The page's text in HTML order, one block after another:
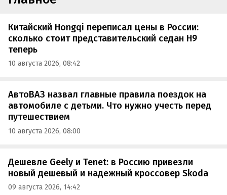
Китайский Hongqi переписал цены в России:
сколько стоит представительский седан H9
теперь
10 августа 2026, 08:42
АвтоВАЗ назвал главные правила поездок на
автомобиле с детьми. Что нужно учесть перед
путешествием
10 августа 2026, 08:00
Дешевле Geely и Tenet: в Россию привезли
новый дешевый и надежный кроссовер Skoda
09 августа 2026, 14:42